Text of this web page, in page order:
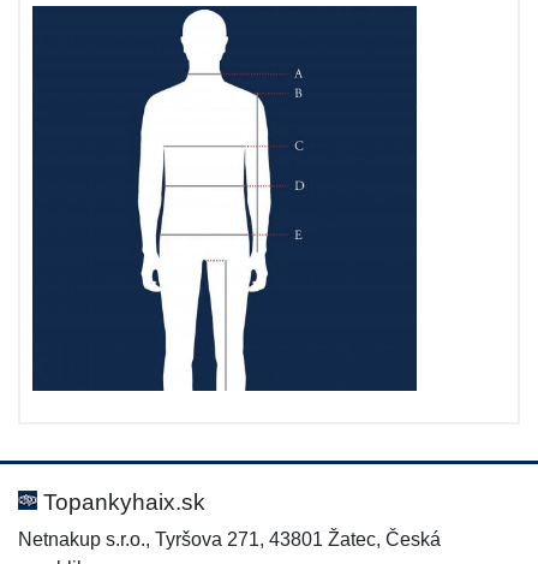
Topankyhaix.sk
Netnakup s.r.o., Tyršova 271, 43801 Žatec, Česká